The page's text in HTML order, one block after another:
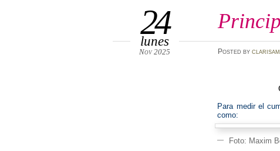
24
lunes
Nov 2025 Posted by
Para medir el
como:
Foto: Maxim